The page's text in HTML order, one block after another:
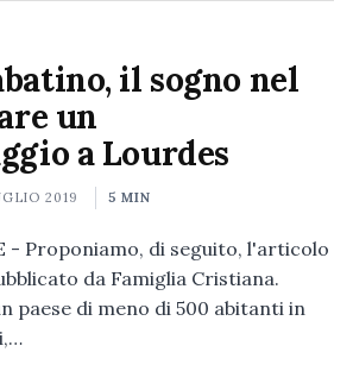
il sogno nel
un
a Lourdes
2019 5 MIN
- Proponiamo, di seguito, l'articolo
da Famiglia Cristiana.
paese di meno di 500 abitanti in